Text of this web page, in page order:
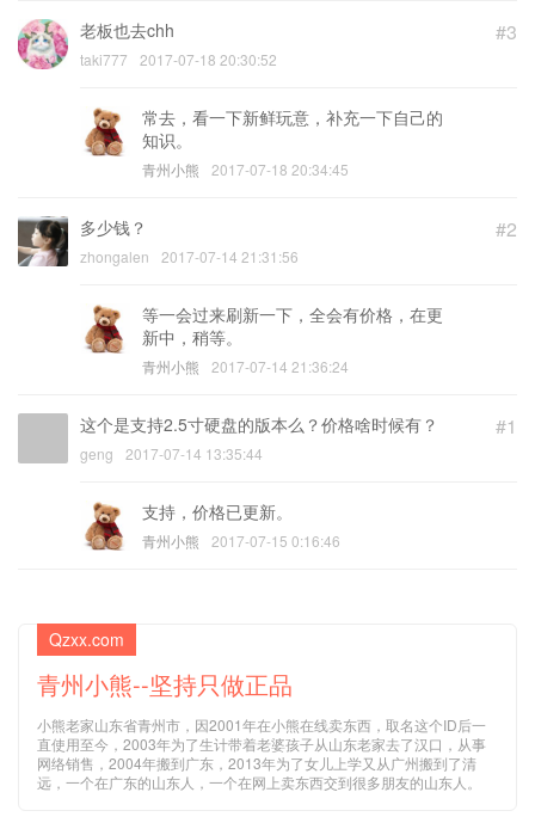
#3
老板也去chh
taki777 2017-07-18 20:30:52
常去，看一下新鲜玩意，补充一下自己的
知识。
青州小熊 2017-07-18 20:34:45
#2
多少钱？
zhongalen 2017-07-14 21:31:56
等一会过来刷新一下，全会有价格，在更
新中，稍等。
青州小熊 2017-07-14 21:36:24
#1
这个是支持2.5寸硬盘的版本么？价格啥时候有？
geng 2017-07-14 13:35:44
支持，价格已更新。
青州小熊 2017-07-15 0:16:46
Qzxx.com
青州小熊--坚持只做正品
小熊老家山东省青州市，因2001年在小熊在线卖东西，取名这个ID后一
直使用至今，2003年为了生计带着老婆孩子从山东老家去了汉口，从事
网络销售，2004年搬到广东，2013年为了女儿上学又从广州搬到了清
远，一个在广东的山东人，一个在网上卖东西交到很多朋友的山东人。